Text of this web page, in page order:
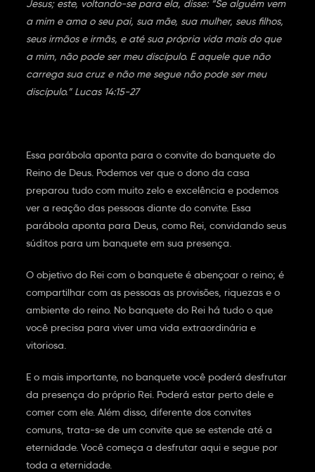
Jesus; este, voltando-se para ela, disse: “Se alguém vem
a mim e ama o seu pai, sua mãe, sua mulher, seus filhos,
seus irmãos e irmãs, e até sua própria vida mais do que
a mim, não pode ser meu discípulo. E aquele que não
carrega sua cruz e não me segue não pode ser meu
discípulo.” Lucas 14:15-27
Essa parábola aponta para o convite do banquete do
Reino de Deus. Podemos ver que o dono da casa
preparou tudo com muito zelo e excelência e podemos
ver a reação das pessoas diante do convite. Essa
parábola aponta para Deus, como Rei, convidando seus
súditos para um banquete em sua presença.
O objetivo do Rei com o banquete é abençoar o reino; é
compartilhar com as pessoas as provisões, riquezas e o
ambiente do reino. No banquete do Rei há tudo o que
você precisa para viver uma vida extraordinária e
vitoriosa.
E o mais importante, no banquete você poderá desfrutar
da presença do próprio Rei. Poderá estar perto dele e
comer com ele. Além disso, diferente dos convites
comuns, trata-se de um convite que se estende até a
eternidade. Você começa a desfrutar aqui e segue por
toda a eternidade.